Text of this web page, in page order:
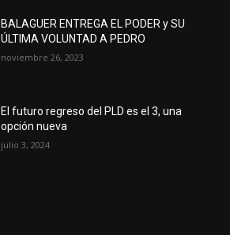
BALAGUER ENTREGA EL PODER y SU
ÚLTIMA VOLUNTAD A PEDRO
noviembre 26, 2023
El futuro regreso del PLD es el 3, una
opción nueva
julio 3, 2024